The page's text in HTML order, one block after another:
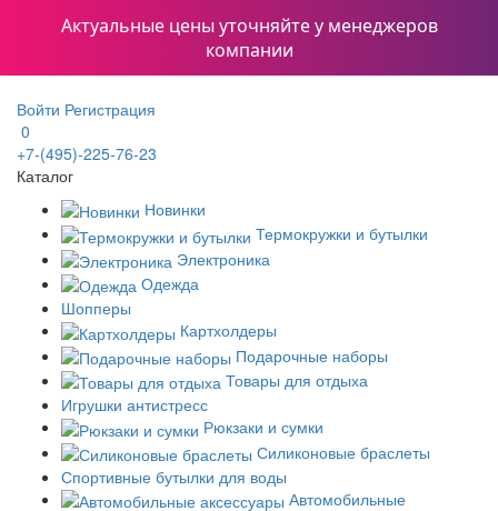
Актуальные цены уточняйте у менеджеров
компании
Войти Регистрация
0
+7-(495)-225-76-23
Каталог
Новинки
Термокружки и бутылки
Электроника
Одежда
Шопперы
Картхолдеры
Подарочные наборы
Товары для отдыха
Игрушки антистресс
Рюкзаки и сумки
Силиконовые браслеты
Спортивные бутылки для воды
Автомобильные